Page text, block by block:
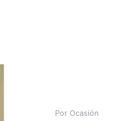
Por Ocasión